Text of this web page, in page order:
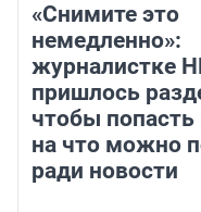
«Снимите это
немедленно»:
журналистке
пришлось
чтобы попасть
на что можно
ради новости